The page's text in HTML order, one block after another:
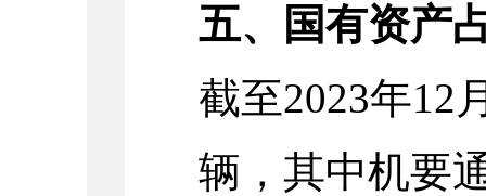
五、国有资产
截至2023年12
辆，其中机要